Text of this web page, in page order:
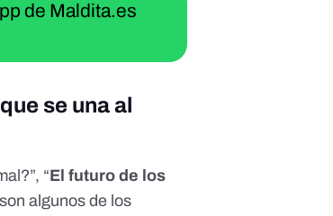
de Maldita.es
se una al
”, “El futuro de los
algunos de los